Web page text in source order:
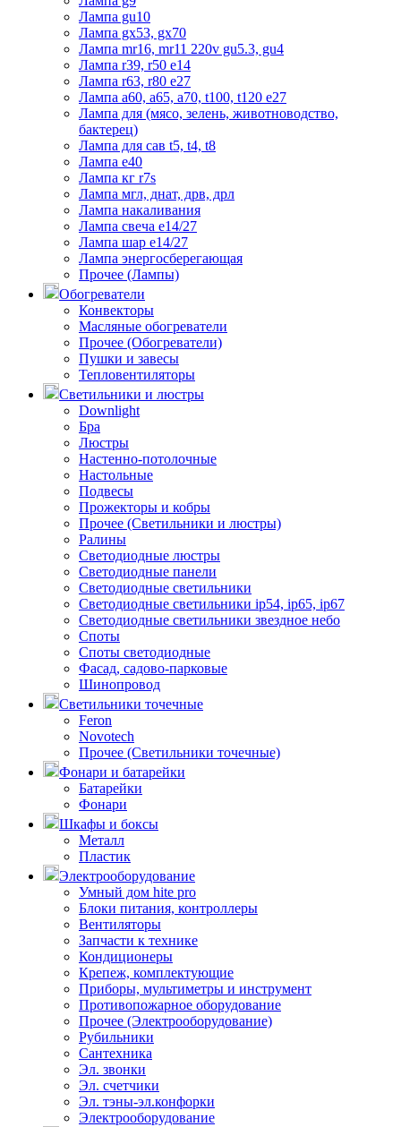
Лампа gu10
Лампа gx53, gx70
Лампа mr16, mr11 220v gu5.3, gu4
Лампа r39, r50 е14
Лампа r63, r80 е27
Лампа а60, а65, а70, t100, t120 е27
Лампа для (мясо, зелень, животноводство,
бактерец)
Лампа для сав t5, t4, t8
Лампа е40
Лампа кг r7s
Лампа мгл, днат, дрв, дрл
Лампа накаливания
Лампа свеча е14/27
Лампа шар е14/27
Лампа энергосберегающая
Прочее (Лампы)
Обогреватели
Конвекторы
Масляные обогреватели
Прочее (Обогреватели)
Пушки и завесы
Тепловентиляторы
Светильники и люстры
Downlight
Бра
Люстры
Настенно-потолочные
Настольные
Подвесы
Прожекторы и кобры
Прочее (Светильники и люстры)
Ралины
Светодиодные люстры
Светодиодные панели
Светодиодные светильники
Светодиодные светильники ip54, ip65, ip67
Светодиодные светильники звездное небо
Споты
Споты светодиодные
Фасад, садово-парковые
Шинопровод
Светильники точечные
Feron
Novotech
Прочее (Светильники точечные)
Фонари и батарейки
Батарейки
Фонари
Шкафы и боксы
Металл
Пластик
Электрооборудование
Умный дом hite pro
Блоки питания, контроллеры
Вентиляторы
Запчасти к технике
Кондиционеры
Крепеж, комплектующие
Приборы, мультиметры и инструмент
Противопожарное оборудование
Прочее (Электрооборудование)
Рубильники
Сантехника
Эл. звонки
Эл. счетчики
Эл. тэны-эл.конфорки
Электрооборудование